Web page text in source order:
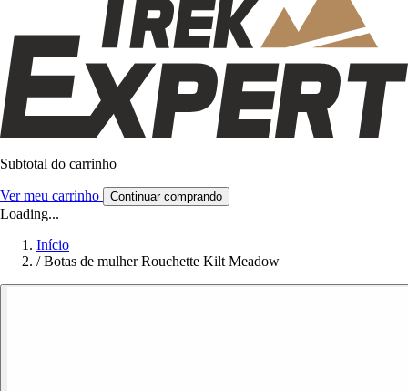
Subtotal do carrinho
Ver meu carrinho Continuar comprando
Loading...
Início
/ Botas de mulher Rouchette Kilt Meadow